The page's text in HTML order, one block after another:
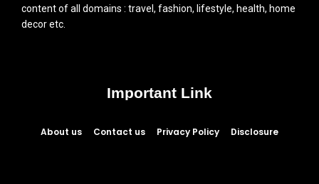
content of all domains : travel, fashion, lifestyle, health, home
decor etc.
Important Link
About us Contact us Privacy Policy Disclosure